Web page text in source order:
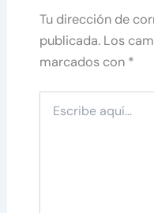
Tu dirección de
publicada. Los
marcados con *
aquí...